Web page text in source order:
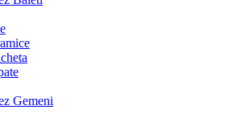
Gemeni